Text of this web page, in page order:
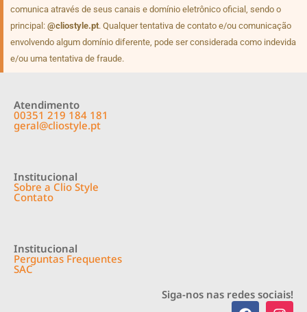
comunica através de seus canais e domínio eletrônico oficial, sendo o
principal: @cliostyle.pt. Qualquer tentativa de contato e/ou comunicação
envolvendo algum domínio diferente, pode ser considerada como indevida
e/ou uma tentativa de fraude.
Atendimento
00351 219 184 181
geral@cliostyle.pt
Institucional
Sobre a Clio Style
Contato
Institucional
Perguntas Frequentes
SAC
Siga-nos nas redes sociais!